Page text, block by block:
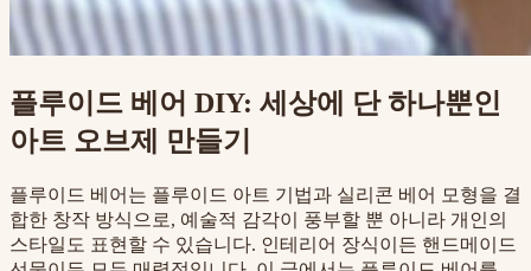
플루이드 베어 DIY: 세상에 단 하나뿐인
아트 오브제 만들기
플루이드 베어는 플루이드 아트 기법과 실리콘 베어 모형을 결
합한 창작 방식으로, 예술적 감각이 풍부할 뿐 아니라 개인의
스타일도 표현할 수 있습니다. 인테리어 장식이든 핸드메이드